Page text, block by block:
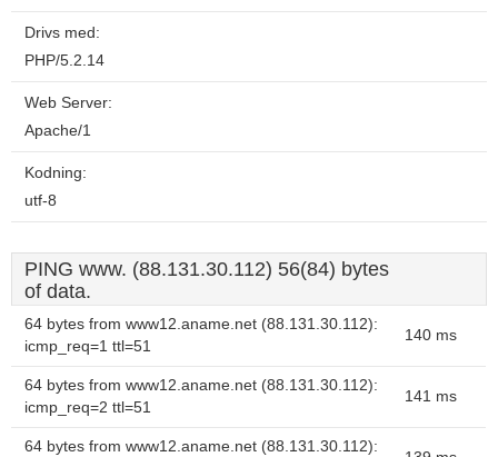
Drivs med:
PHP/5.2.14
Web Server:
Apache/1
Kodning:
utf-8
PING www. (88.131.30.112) 56(84) bytes
of data.
64 bytes from www12.aname.net (88.131.30.112):
icmp_req=1 ttl=51
140 ms
64 bytes from www12.aname.net (88.131.30.112):
icmp_req=2 ttl=51
141 ms
64 bytes from www12.aname.net (88.131.30.112):